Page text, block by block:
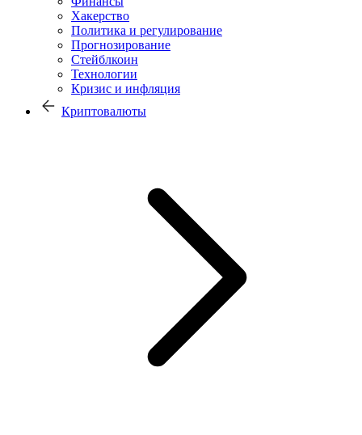
Хакерство
Политика и регулирование
Прогнозирование
Стейблкоин
Технологии
Кризис и инфляция
Криптовалюты